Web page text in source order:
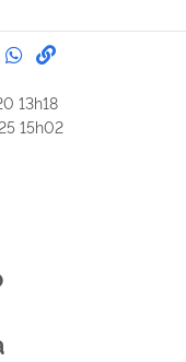
por Facebook
por Twitter
Compartilhe por
Compartilhe
link para
13h18
15h02